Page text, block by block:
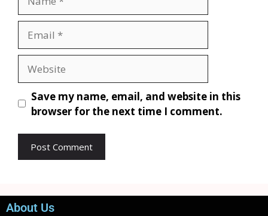
Save my name, email, and website in this
browser for the next time I comment.
About Us